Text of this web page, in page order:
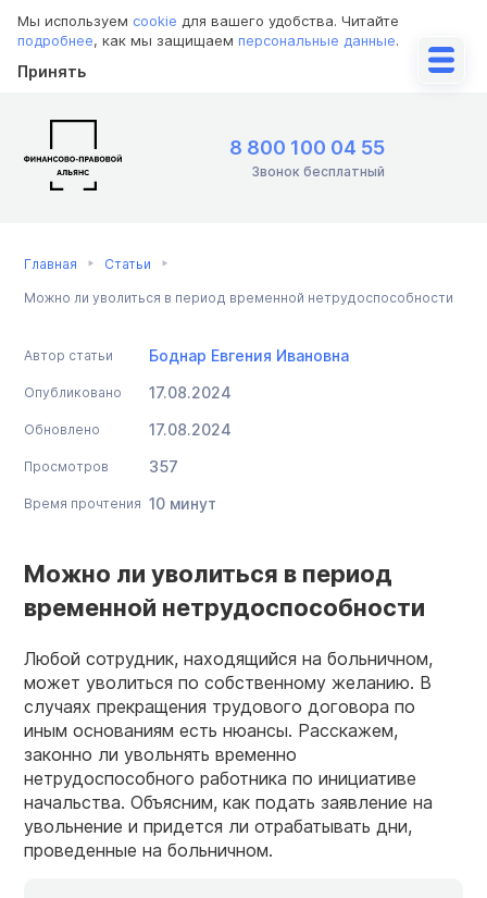
Мы используем cookie для вашего удобства. Читайте
подробнее, как мы защищаем персональные данные.
Принять
8 800 100 04 55
Звонок бесплатный
Главная Статьи
Можно ли уволиться в период временной нетрудоспособности
Автор статьи Боднар Евгения Ивановна
Опубликовано 17.08.2024
Обновлено 17.08.2024
Просмотров 357
Время прочтения 10 минут
Можно ли уволиться в период
временной нетрудоспособности
Любой сотрудник, находящийся на больничном,
может уволиться по собственному желанию. В
случаях прекращения трудового договора по
иным основаниям есть нюансы. Расскажем,
законно ли увольнять временно
нетрудоспособного работника по инициативе
начальства. Объясним, как подать заявление на
увольнение и придется ли отрабатывать дни,
проведенные на больничном.